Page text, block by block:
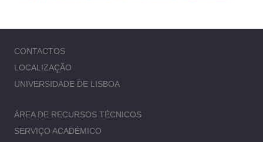
CONTACTOS
LOCALIZAÇÃO
UNIVERSIDADE DE LISBOA
ÁREA DE RECURSOS TÉCNICOS
SERVIÇO ACADÉMICO